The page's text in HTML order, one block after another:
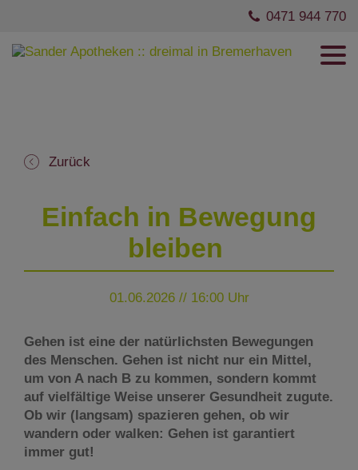
0471 944 770
Zurück
Einfach in Bewegung
bleiben
01.06.2026 // 16:00 Uhr
Gehen ist eine der natürlichsten Bewegungen
des Menschen. Gehen ist nicht nur ein Mittel,
um von A nach B zu kommen, sondern kommt
auf vielfältige Weise unserer Gesundheit zugute.
Ob wir (langsam) spazieren gehen, ob wir
wandern oder walken: Gehen ist garantiert
immer gut!